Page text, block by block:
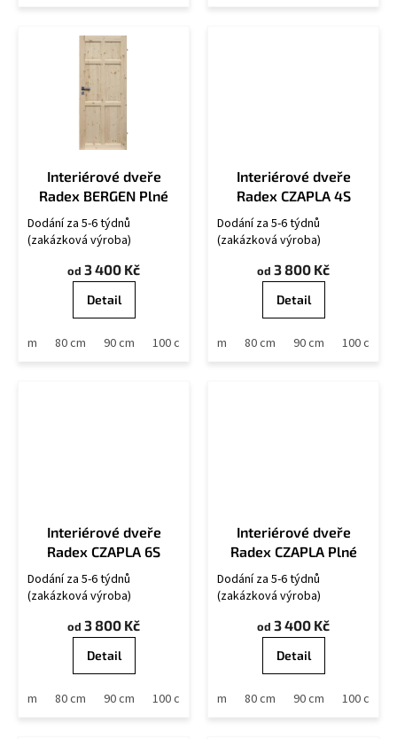
Interiérové dveře
Radex BERGEN Plné
Dodání za 5-6 týdnů
(zakázková výroba)
od 3 400 Kč
Detail
70 cm 80 cm 90 cm 100 cm
Interiérové dveře
Radex CZAPLA 4S
Dodání za 5-6 týdnů
(zakázková výroba)
od 3 800 Kč
Detail
60 cm 70 cm 80 cm 90 cm 100 cm
Interiérové dveře
Radex CZAPLA 6S
Dodání za 5-6 týdnů
(zakázková výroba)
od 3 800 Kč
Detail
70 cm 80 cm 90 cm 100 cm
Interiérové dveře
Radex CZAPLA Plné
Dodání za 5-6 týdnů
(zakázková výroba)
od 3 400 Kč
Detail
60 cm 70 cm 80 cm 90 cm 100 cm